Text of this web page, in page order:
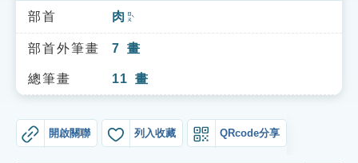
索引選單
知識索引
單字索引
部首 肉 ㄖㄡˋ
部首外筆畫 7 畫
總筆畫 11 畫
開啟關聯 列入收藏 QRcode分享